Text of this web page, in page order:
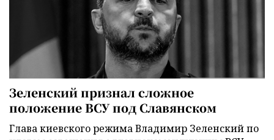
Зеленский признал сложное
положение ВСУ под Славянском
Глава киевского режима Владимир Зеленский по